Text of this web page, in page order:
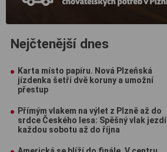
Nejčtenější dnes
Karta místo papíru. Nová Plzeňská
jízdenka šetří dvě koruny a umožní
přestup
Přímým vlakem na výlet z Plzně až do
srdce Českého lesa: Spěšný vlak jezdí
každou sobotu až do října